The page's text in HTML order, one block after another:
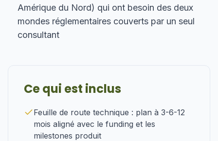
Amérique du Nord) qui ont besoin des deux
mondes réglementaires couverts par un seul
consultant
Ce qui est inclus
Feuille de route technique : plan à 3-6-12
mois aligné avec le funding et les
milestones produit